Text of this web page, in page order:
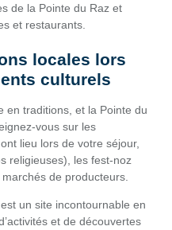
de la Pointe du Raz et
et restaurants.
locales lors
culturels
en traditions, et la Pointe du
vous sur les
lieu lors de votre séjour,
religieuses), les fest-noz
de producteurs.
un site incontournable en
et de découvertes